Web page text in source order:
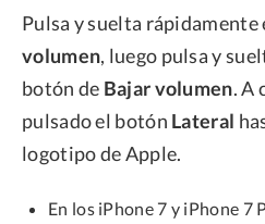
Pulsa y suelta rápidamente
volumen, luego pulsa y
botón de Bajar volumen. A
pulsado el botón Lateral
logotipo de Apple.
En los iPhone 7 y iPhone 7